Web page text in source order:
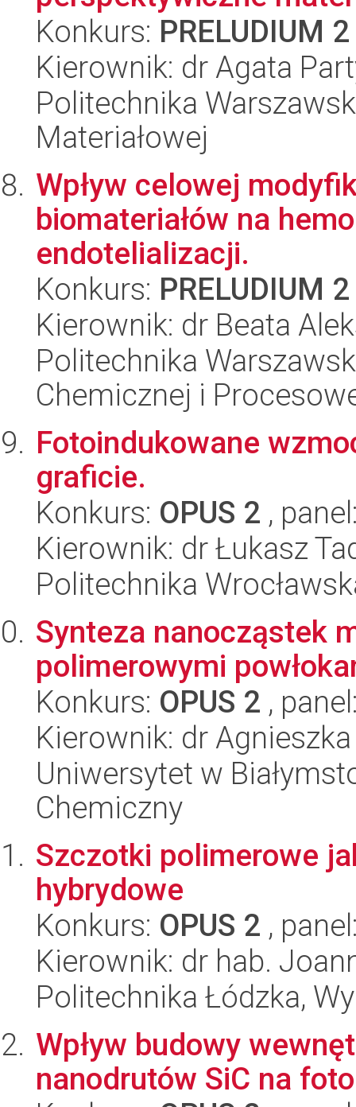
Konkurs: PRELUDIUM 2
Kierownik: dr Agata
Politechnika
Materiałowej
Wpływ celowej
biomateriałów na
endotelializacji.
Konkurs: PRELUDIUM 2
Kierownik: dr Beata
Politechnika
Chemicznej i
Fotoindukowane
graficie.
Konkurs: OPUS 2 ,
Kierownik: dr Łukasz
Politechnika
Synteza nanocząstek
polimerowymi
Konkurs: OPUS 2 ,
Kierownik: dr
Uniwersytet w
Chemiczny
Szczotki polimerowe
hybrydowe
Konkurs: OPUS 2 ,
Kierownik: dr hab.
Politechnika Łódzka,
Wpływ budowy
nanodrutów SiC na